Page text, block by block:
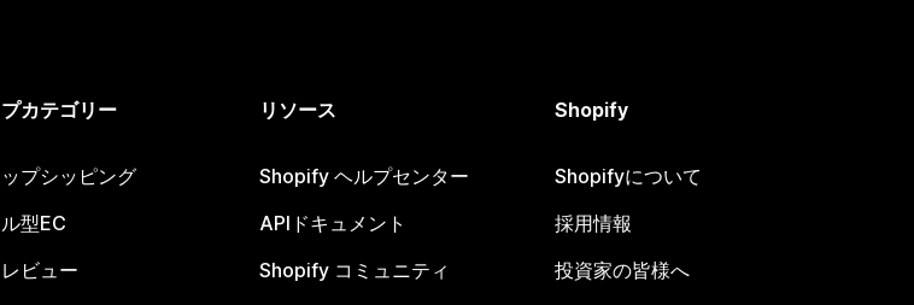
プカテゴリー
ップシッピング
型EC
ビュー
リソース
Shopify ヘルプセンター
APIドキュメント
Shopify コミュニティ
Shopify
Shopifyについて
採用情報
投資家の皆様へ